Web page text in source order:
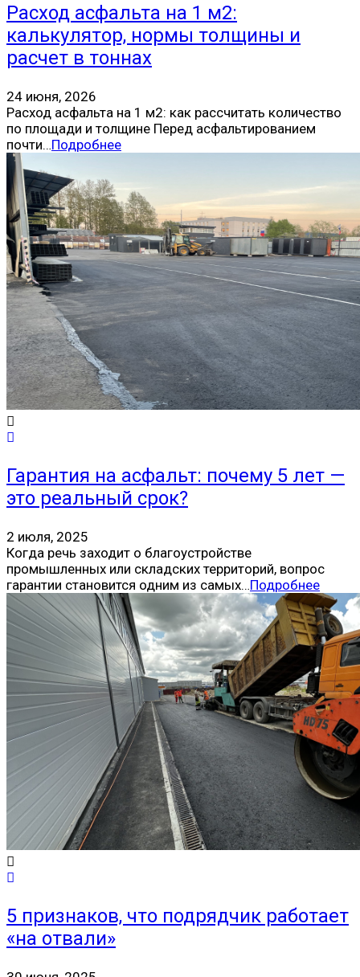
Расход асфальта на 1 м2:
калькулятор, нормы толщины и
расчет в тоннах
24 июня, 2026
Расход асфальта на 1 м2: как рассчитать количество
по площади и толщине Перед асфальтированием
почти…Подробнее
Гарантия на асфальт: почему 5 лет —
это реальный срок?
2 июля, 2025
Когда речь заходит о благоустройстве
промышленных или складских территорий, вопрос
гарантии становится одним из самых…Подробнее
5 признаков, что подрядчик работает
«на отвали»